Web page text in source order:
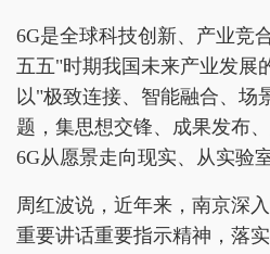
6G是全球科技创新、产业竞
五五"时期我国未来产业发展
以"极致连接、智能融合、场
题，集思想交锋、成果发布
6G从愿景走向现实、从实验
周红波说，近年来，南京深
重要讲话重要指示精神，落